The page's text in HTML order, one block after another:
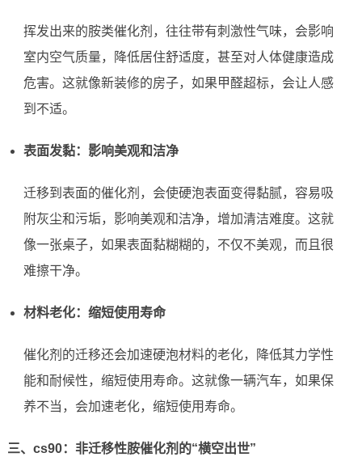
挥发出来的胺类催化剂，往往带有刺激性气味，会影响
室内空气质量，降低居住舒适度，甚至对人体健康造成
危害。这就像新装修的房子，如果甲醛超标，会让人感
到不适。
表面发黏：影响美观和洁净
迁移到表面的催化剂，会使硬泡表面变得黏腻，容易吸
附灰尘和污垢，影响美观和洁净，增加清洁难度。这就
像一张桌子，如果表面黏糊糊的，不仅不美观，而且很
难擦干净。
材料老化：缩短使用寿命
催化剂的迁移还会加速硬泡材料的老化，降低其力学性
能和耐候性，缩短使用寿命。这就像一辆汽车，如果保
养不当，会加速老化，缩短使用寿命。
三、cs90：非迁移性胺催化剂的“横空出世”